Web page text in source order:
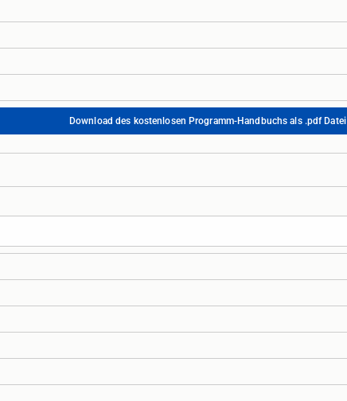
Download des kostenlosen Programm-Handbuchs als .pdf Datei